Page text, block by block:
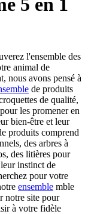
5 en 1
l'ensemble des
animal de
nous avons pensé à
de produits
de qualité,
les promener en
bien-être et leur
produits comprend
des arbres à
des litières pour
instinct de
pour votre
ensemble mble
notre site pour
à votre fidèle